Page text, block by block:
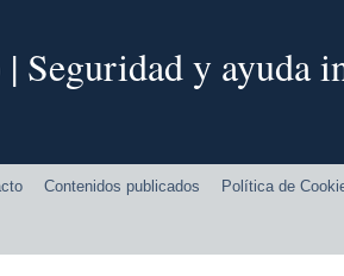
Seguridad y ayuda
Contenidos publicados Política de